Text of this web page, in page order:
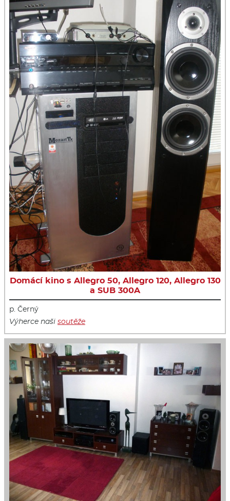
Domácí kino s Allegro 50, Allegro 120, Allegro 130
a SUB 300A
p. Černý
Výherce naši soutěže